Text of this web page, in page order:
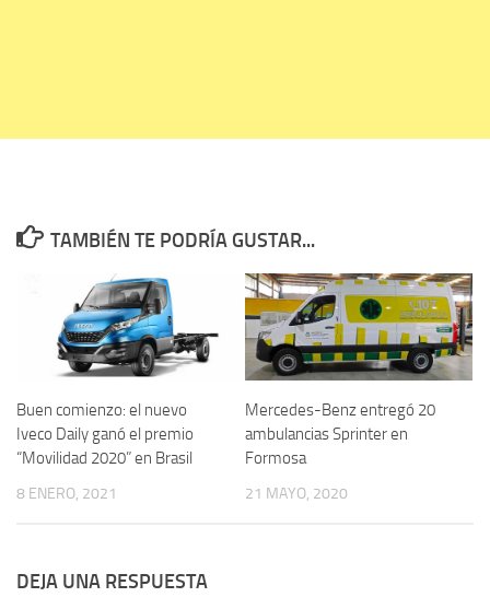
TAMBIÉN TE PODRÍA GUSTAR...
Buen comienzo: el nuevo
Iveco Daily ganó el premio
“Movilidad 2020” en Brasil
8 ENERO, 2021
Mercedes-Benz entregó 20
ambulancias Sprinter en
Formosa
21 MAYO, 2020
DEJA UNA RESPUESTA